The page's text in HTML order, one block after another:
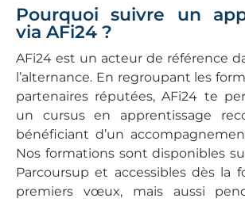
Pourquoi suivre un
via AFi24 ?
AFi24 est un acteur de référence
l’alternance. En regroupant les
partenaires réputées, AFi24 te
un cursus en apprentissage
bénéficiant d’un
Nos formations sont disponibles
Parcoursup et accessibles dès la
premiers vœux, mais aussi